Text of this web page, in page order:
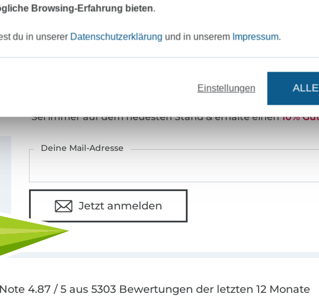
MÖCHTEST DU IMMER AUF DEM
Sei immer auf dem neuesten Stand & erhalte einen10%
Deine Mail-Adresse
Jetzt anmelden
Note 4.87 / 5 aus 5303 Bewertungen der letzten 12 Monate
Browsing-Erfahrung bieten.
du in unserer Datenschutzerklärung und in unserem Impressum.
Einstellungen